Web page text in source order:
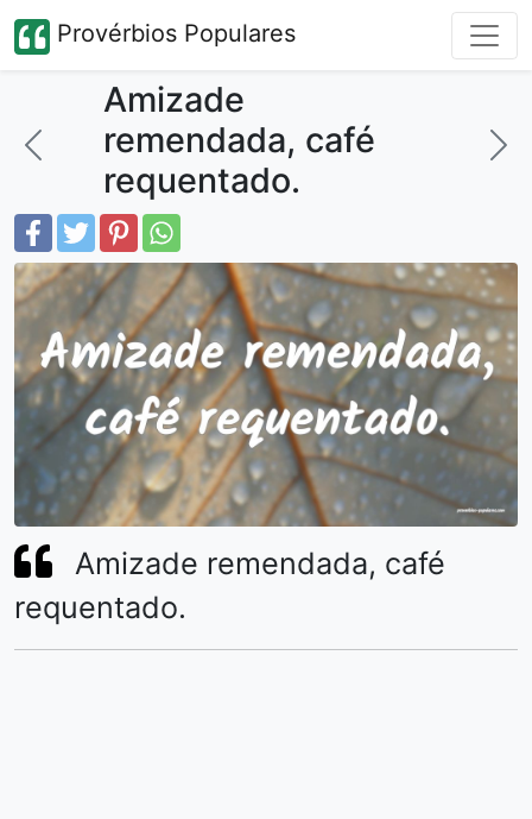
Provérbios Populares
Amizade
remendada, café
requentado.
Amizade remendada, café
requentado.